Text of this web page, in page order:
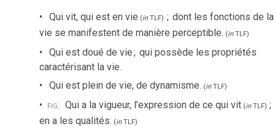
Qui vit, qui est en vie (inTLF) ; dont les fonctions de la
vie se manifestent de manière perceptible. (inTLF)
Qui est doué de vie; qui possède les propriétés
caractérisant la vie.
Qui est plein de vie, de dynamisme. (inTLF)
fig. Qui a la vigueur, l’expression de ce qui vit(inTLF) ;
en a les qualités. (inTLF)